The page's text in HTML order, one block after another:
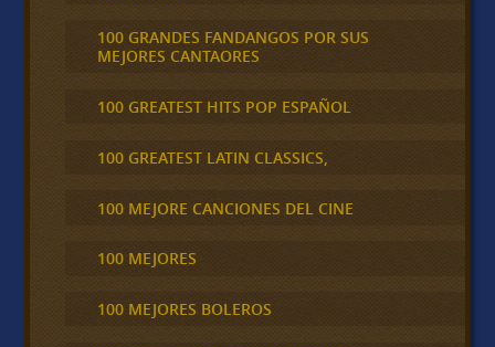
100 GRANDES FANDANGOS POR SUS
MEJORES CANTAORES
100 GREATEST HITS POP ESPAÑOL
100 GREATEST LATIN CLASSICS,
100 MEJORE CANCIONES DEL CINE
100 MEJORES
100 MEJORES BOLEROS